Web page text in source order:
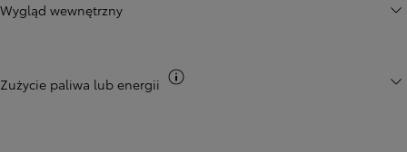
Wygląd wewnętrzny
Zużycie paliwa lub energii